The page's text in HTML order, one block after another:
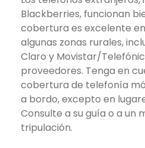
Blackberries, funcionan
cobertura es excelente
algunas zonas rurales,
Claro y Movistar/
proveedores. Tenga en
cobertura de telefonía
a bordo, excepto en
Consulte a su guía o a un
tripulación.